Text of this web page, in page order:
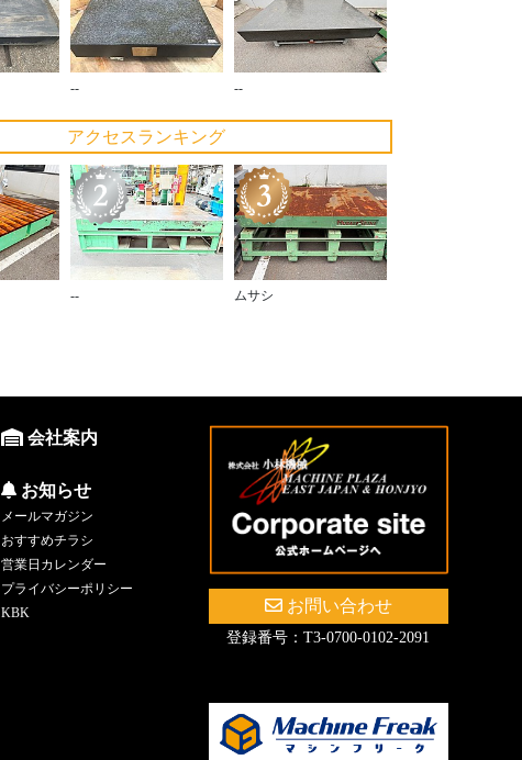
-- --
アクセスランキング
-- ムサシ
会社案内
お知らせ
メールマガジン
おすすめチラシ
営業日カレンダー
プライバシーポリシー
KBK
お問い合わせ
登録番号：T3-0700-0102-2091